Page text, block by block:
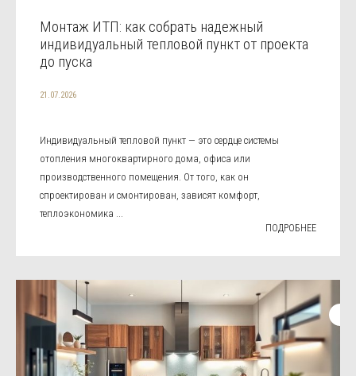
Монтаж ИТП: как собрать надежный
индивидуальный тепловой пункт от проекта
до пуска
21.07.2026
Индивидуальный тепловой пункт — это сердце системы
отопления многоквартирного дома, офиса или
производственного помещения. От того, как он
спроектирован и смонтирован, зависят комфорт,
теплоэкономика ...
ПОДРОБНЕЕ